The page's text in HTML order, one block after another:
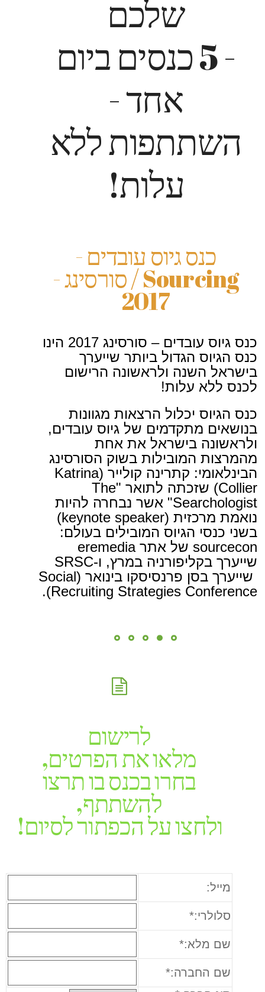
שלכם
- 5 כנסים ביום
אחד -
השתתפות ללא
עלות!
כנס גיוס עובדים -
Sourcing / סורסינג -
2017
כנס גיוס עובדים – סורסינג 2017 הינו
כנס הגיוס הגדול ביותר שייערך
בישראל השנה ולראשונה הרישום
לכנס ללא עלות!
כנס הגיוס יכלול הרצאות מגוונות
בנושאים מתקדמים של גיוס עובדים,
ולראשונה בישראל את אחת
מהמרצות המובילות בשוק הסורסינג
הבינלאומי: קתרינה קולייר (Katrina
Collier) שזכתה לתואר "The
Searchologist" אשר נבחרה להיות
נואמת מרכזית (keynote speaker)
בשני כנסי הגיוס המובילים בעולם:
sourcecon של אתר eremedia
שייערך בקליפורניה במרץ, ו-SRSC
שייערך בסן פרנסיסקו בינואר (Social
Recruiting Strategies Conference).
לרישום
מלאו את הפרטים,
בחרו בכנס בו תרצו
להשתתף,
ולחצו על הכפתור לסיום!
מייל:
סלולרי:*
שם מלא:*
שם החברה:*